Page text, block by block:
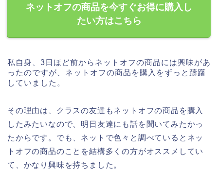
ネットオフの商品を今すぐお得に購入し
たい方はこちら
私自身、3日ほど前からネットオフの商品には興味があ
ったのですが、ネットオフの商品を購入をずっと躊躇
していました。
その理由は、クラスの友達もネットオフの商品を購入
したみたいなので、明日友達にも話を聞いてみたかっ
たからです。でも、ネットで色々と調べているとネッ
トオフの商品のことを結構多くの方がオススメしてい
て、かなり興味を持ちました。